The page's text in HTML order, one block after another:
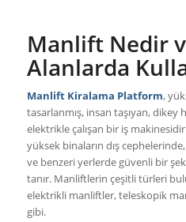
Manlift Nedir
Alanlarda
Manlift Kiralama Platform,
tasarlanmış, insan taşıyan,
elektrikle çalışan bir iş
yüksek binaların dış
ve benzeri yerlerde güvenli bir
tanır. Manliftlerin çeşitli türleri
elektrikli manliftler, teleskopik
gibi.